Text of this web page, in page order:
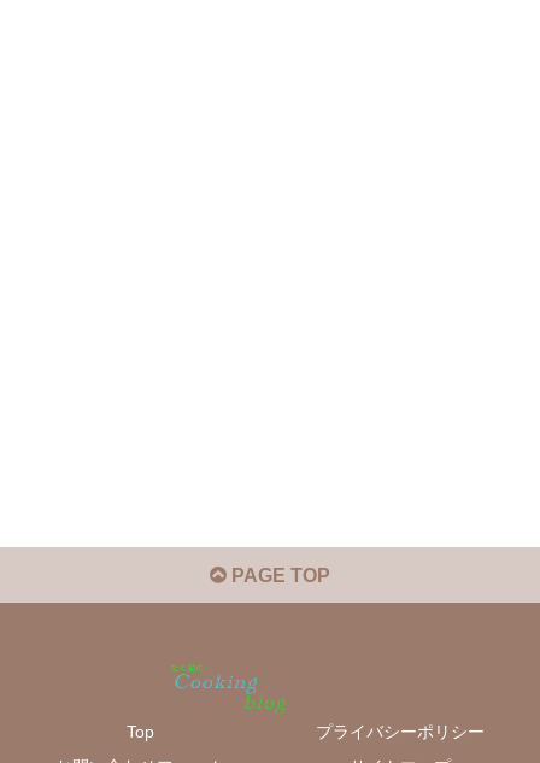
PAGE TOP
Top
プライバシーポリシー